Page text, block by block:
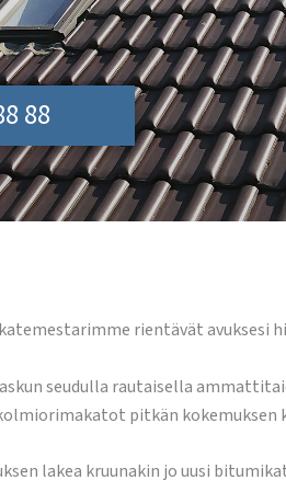
88
rientävät avuksesi
seudulla rautaisella
pitkän kokemuksen
lakea kruunakin jo uusi